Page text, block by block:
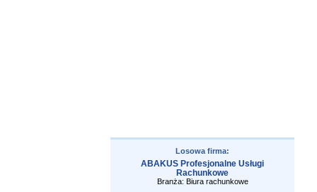
Losowa firma:
ABAKUS Profesjonalne Usługi
Rachunkowe
Branża: Biura rachunkowe